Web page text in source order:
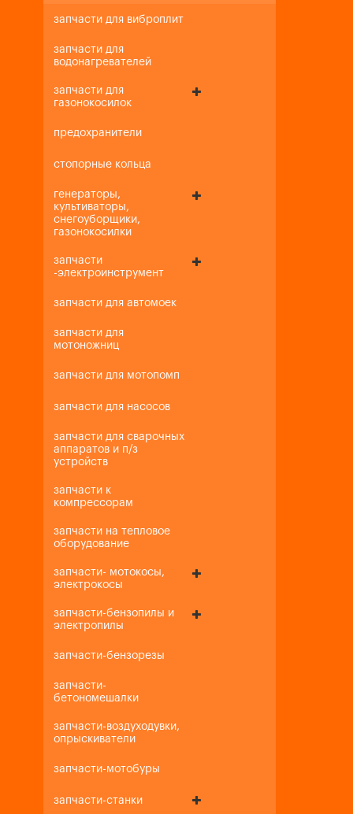
запчасти для виброплит
запчасти для
водонагревателей
запчасти для
газонокосилок
предохранители
стопорные кольца
генераторы,
культиваторы,
снегоуборщики,
газонокосилки
запчасти
-электроинструмент
запчасти для автомоек
запчасти для
мотоножниц
запчасти для мотопомп
запчасти для насосов
запчасти для сварочных
аппаратов и п/з
устройств
запчасти к
компрессорам
запчасти на тепловое
оборудование
запчасти- мотокосы,
электрокосы
запчасти-бензопилы и
электропилы
запчасти-бензорезы
запчасти-
бетономешалки
запчасти-воздуходувки,
опрыскиватели
запчасти-мотобуры
запчасти-станки